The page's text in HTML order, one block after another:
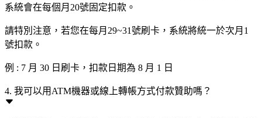
系統會在每個月20號固定扣款。
請特別注意，若您在每月29~31號刷卡，系統將統一於次月1
號扣款。
例 : 7 月 30 日刷卡，扣款日期為 8 月 1 日
4. 我可以用ATM機器或線上轉帳方式付款贊助嗎？